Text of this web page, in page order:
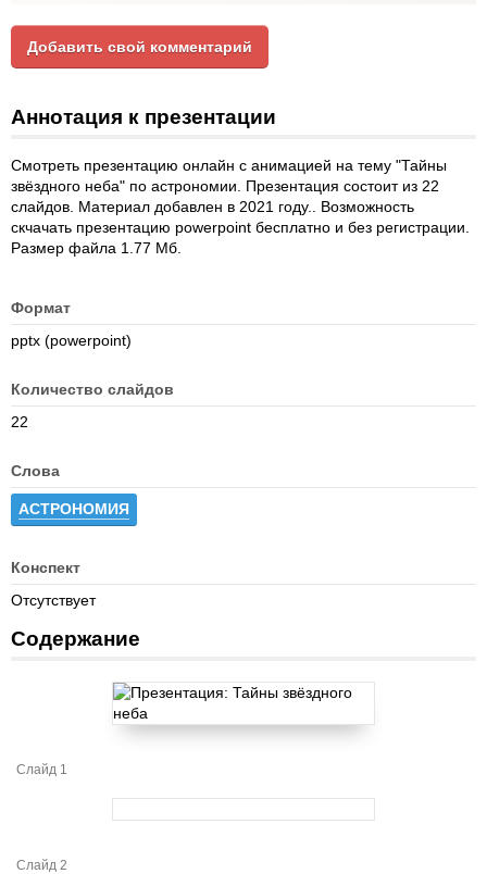
Добавить свой комментарий
Аннотация к презентации
Смотреть презентацию онлайн с анимацией на тему "Тайны
звёздного неба" по астрономии. Презентация состоит из 22
слайдов. Материал добавлен в 2021 году.. Возможность
скчачать презентацию powerpoint бесплатно и без регистрации.
Размер файла 1.77 Мб.
Формат
pptx (powerpoint)
Количество слайдов
22
Слова
АСТРОНОМИЯ
Конспект
Отсутствует
Содержание
Слайд 1
Слайд 2